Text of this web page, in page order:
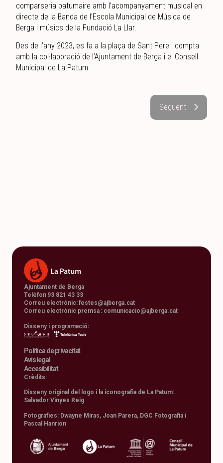
comparseria patumaire amb l’acompanyament musical en
directe de la Banda de l’Escola Municipal de Música de
Berga i músics de la Fundació La Llar.
Des de l’any 2023, es fa a la plaça de Sant Pere i compta
amb la col·laboració de l’Ajuntament de Berga i el Consell
Municipal de La Patum.
Següent
Ajuntament de Berga
Telèfon 93 821 43 33
Correu electrònic:festes@ajberga.cat
Correu electrònic premsa : comunicacio@ajberga.cat
Disseny i programació:
Política de privacitat
Avís legal
Accesibilitat
Crèdits:
Disseny original del logo i la iconografia de La Patum:
Salvador Vinyes Reig
Fotografies: Dwayne Miras, Joan Parera, DGC Fotografia i
Pascal Hanrion